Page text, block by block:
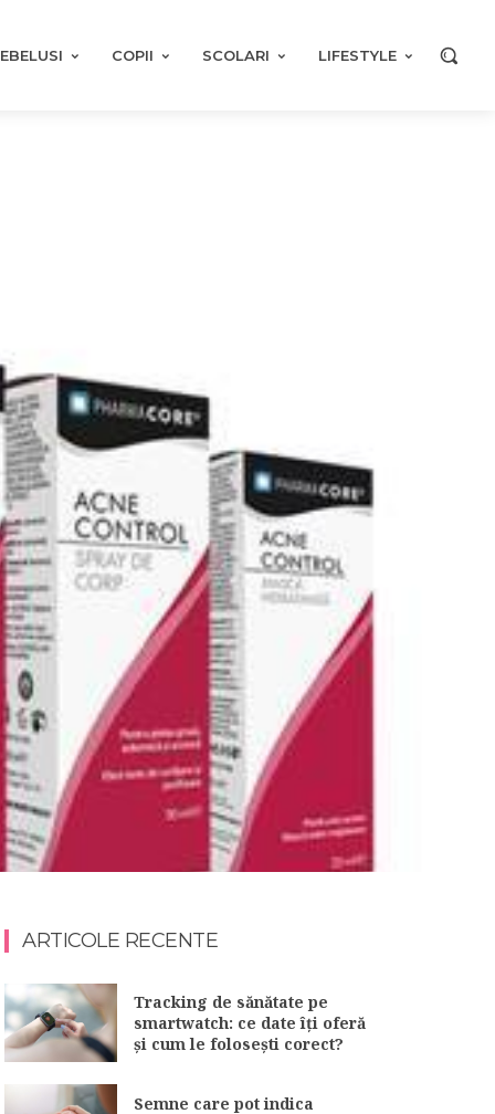
COPII SCOLARI LIFESTYLE
ARTICOLE RECENTE
Tracking de sănătate pe
smartwatch: ce date îți oferă
și cum le folosești corect?
Semne care pot indica